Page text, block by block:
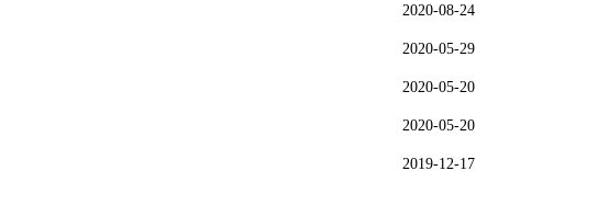
2020-08-24
2020-05-29
2020-05-20
2020-05-20
2019-12-17